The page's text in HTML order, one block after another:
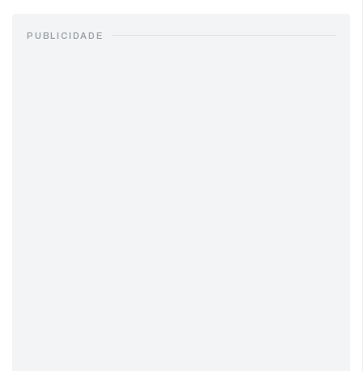
PUBLICIDADE